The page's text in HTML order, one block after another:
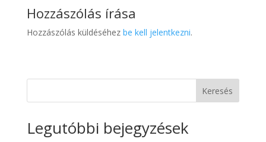
Hozzászólás írása
Hozzászólás küldéséhez be kell jelentkezni.
Keresés
Legutóbbi bejegyzések